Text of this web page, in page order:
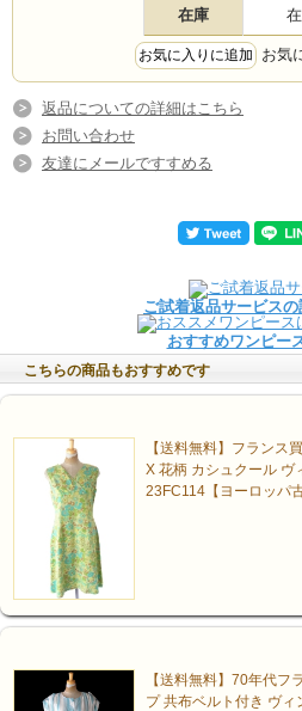
在庫
お気
返品についての詳細はこちら
お問い合わせ
友達にメールですすめる
ご試着返品サービス
おすすめワンピー
こちらの商品もおすすめです
【送料無料】フランス
X 花柄 カシュクール ヴ
23FC114【ヨーロッパ古
【送料無料】70年代フ
プ 共布ベルト付き ヴィ